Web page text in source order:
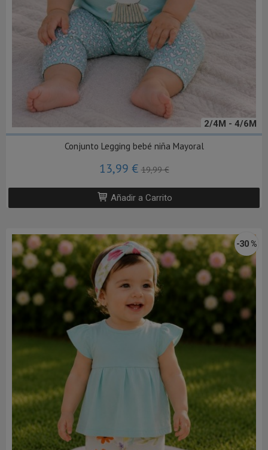
2/4M - 4/6M
Conjunto Legging bebé niña Mayoral
13,99 €19,99 €
Añadir a Carrito
-30 %